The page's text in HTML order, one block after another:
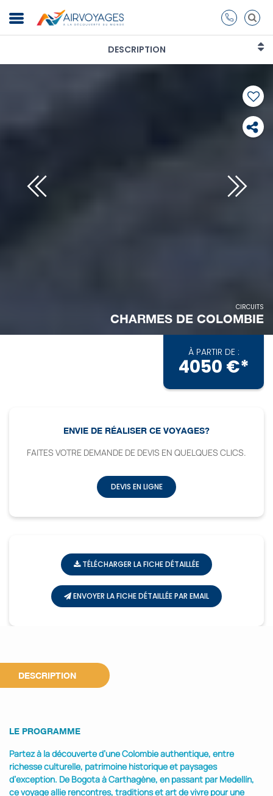
DESCRIPTION
CIRCUITS
CHARMES DE COLOMBIE
À PARTIR DE :
4050 €*
ENVIE DE RÉALISER CE VOYAGES?
FAITES VOTRE DEMANDE DE DEVIS EN QUELQUES CLICS.
DEVIS EN LIGNE
TÉLÉCHARGER LA FICHE DÉTAILLÉE
ENVOYER LA FICHE DÉTAILLÉE PAR EMAIL
DESCRIPTION
LE PROGRAMME
Partez à la découverte d’une Colombie authentique, entre
richesse culturelle, patrimoine historique et paysages
d’exception. De Bogota à Carthagène, en passant par Medellín,
ce voyage allie rencontres, traditions et art de vivre pour une